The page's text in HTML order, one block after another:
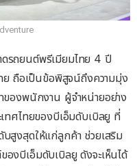
รถยนต์พรีเมียมไทย 4 ปี
ย ถือเป็นข้อพิสูจน์ถึงความมุ่ง
ของพนักงาน ผู้จำหน่ายอย่าง
ทศไทยของบีเอ็มดับเบิลยู ที่
สูงสุดให้แก่ลูกค้า ช่วยเสริม
งบีเอ็มดับเบิลยู ดังจะเห็นได้